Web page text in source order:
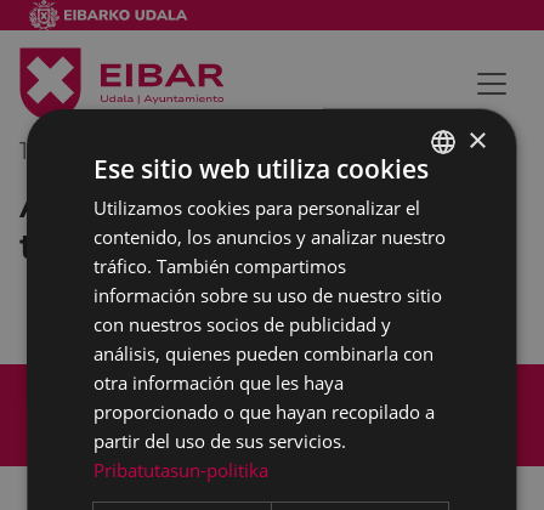
18/10/2018
Acto de apertura de una
tienda
Mapa del Sitio
Aviso legal
Política de cookies
Contacto
Accesibilidad
BASQUE
SPANISH
×
Ese sitio web utiliza cookies
Utilizamos cookies para personalizar el
contenido, los anuncios y analizar nuestro
tráfico. También compartimos
información sobre su uso de nuestro sitio
con nuestros socios de publicidad y
análisis, quienes pueden combinarla con
otra información que les haya
proporcionado o que hayan recopilado a
partir del uso de sus servicios.
Pribatutasun-politika